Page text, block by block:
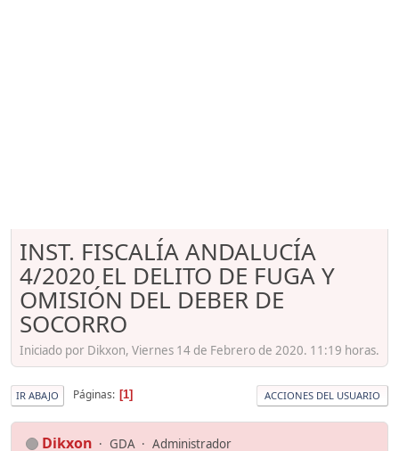
INST. FISCALÍA ANDALUCÍA
4/2020 EL DELITO DE FUGA Y
OMISIÓN DEL DEBER DE
SOCORRO
Iniciado por Dikxon, Viernes 14 de Febrero de 2020. 11:19 horas.
IR ABAJO Páginas 1 ACCIONES DEL USUARIO
Dikxon GDA Administrador